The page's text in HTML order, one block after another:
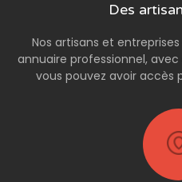
Des
Nos artisans et
annuaire professionnel,
vous pouvez avoir accès